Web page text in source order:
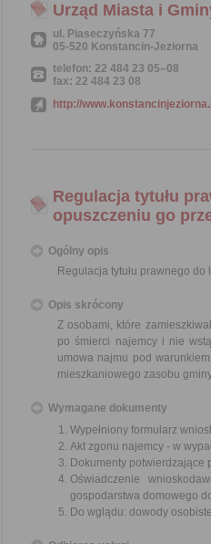
Urząd Miasta i
ul. Piaseczyńska 77
05-520 Konstancin-Jeziorna
telefon: 22 484 23 05–08
fax: 22 484 23 08
http://
Regulacja tytułu
opuszczeniu go
Ogólny opis
Regulacja tytułu prawnego
Opis skrócony
Z osobami, które
po śmierci najemcy i nie
umowa najmu pod
mieszkaniowego zasobu
Wymagane dokumenty
Wypełniony formularz
Akt zgonu najemcy - w
Dokumenty potwierdzające
Oświadczenie
gospodarstwa domowego
Do wglądu: dowody